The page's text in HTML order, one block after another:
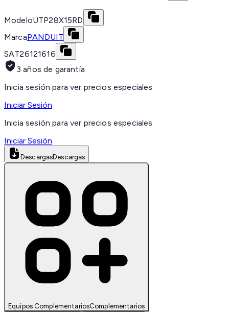
ModeloUTP28X15RD
MarcaPANDUIT
SAT26121616
3 años de garantía
Inicia sesión para ver precios especiales
Iniciar Sesión
Inicia sesión para ver precios especiales
Iniciar Sesión
DescargasDescargas
Equipos ComplementariosComplementarios